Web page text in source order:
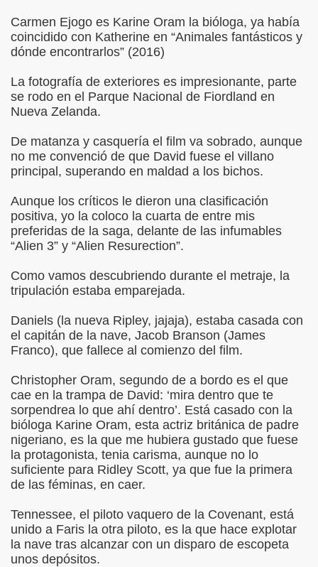
Carmen Ejogo es Karine Oram la bióloga, ya había
coincidido con Katherine en “Animales fantásticos y
dónde encontrarlos” (2016)
La fotografía de exteriores es impresionante, parte
se rodo en el Parque Nacional de Fiordland en
Nueva Zelanda.
De matanza y casquería el film va sobrado, aunque
no me convenció de que David fuese el villano
principal, superando en maldad a los bichos.
Aunque los críticos le dieron una clasificación
positiva, yo la coloco la cuarta de entre mis
preferidas de la saga, delante de las infumables
“Alien 3” y “Alien Resurection”.
Como vamos descubriendo durante el metraje, la
tripulación estaba emparejada.
Daniels (la nueva Ripley, jajaja), estaba casada con
el capitán de la nave, Jacob Branson (James
Franco), que fallece al comienzo del film.
Christopher Oram, segundo de a bordo es el que
cae en la trampa de David: ‘mira dentro que te
sorpendrea lo que ahí dentro’. Está casado con la
bióloga Karine Oram, esta actriz británica de padre
nigeriano, es la que me hubiera gustado que fuese
la protagonista, tenia carisma, aunque no lo
suficiente para Ridley Scott, ya que fue la primera
de las féminas, en caer.
Tennessee, el piloto vaquero de la Covenant, está
unido a Faris la otra piloto, es la que hace explotar
la nave tras alcanzar con un disparo de escopeta
unos depósitos.